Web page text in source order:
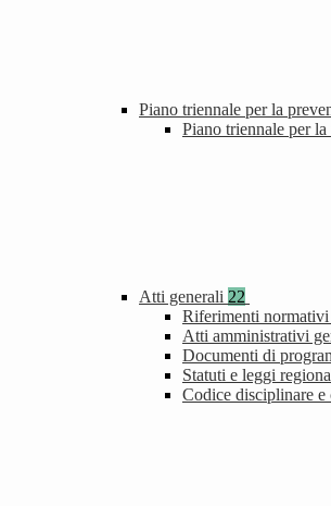
Piano triennale per la
Piano triennale per
Atti generali 22
Riferimenti normativi
Atti amministrativi
Documenti di
Statuti e leggi
Codice disciplinare e